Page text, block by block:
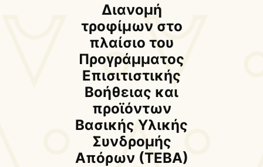
Δημοπρασίες
Προκηρ. Δημ. Συμβάσεων
Δήμαρχος
Αντιδήμαρχοι και
Εντεταλμένοι Δημοτικοί
Δημοτικό Συμβούλιο
Δημοτική Επιτροπή
Δ.Ε. Αρμένων
Δ.Ε. Ασή Γωνιάς
Διανομή
τροφίμων στο
πλαίσιο του
Προγράμματος
Επισιτιστικής
Βοήθειας και
προϊόντων
Βασικής Υλικής
Συνδρομής
Απόρων (ΤΕΒΑ)